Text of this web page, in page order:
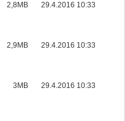
2,8MB 29.4.2016 10:33
2,9MB 29.4.2016 10:33
3MB 29.4.2016 10:33